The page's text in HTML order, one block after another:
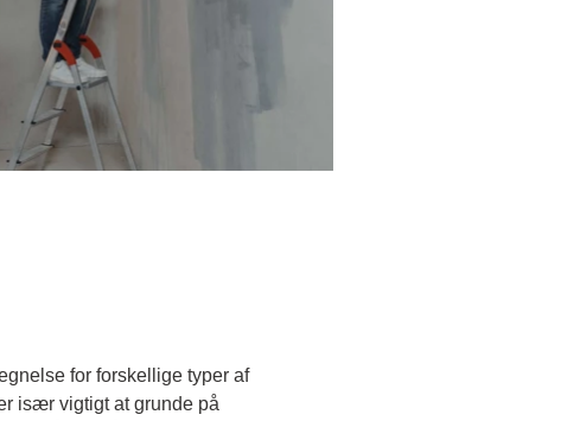
for forskellige typer af
især vigtigt at grunde på